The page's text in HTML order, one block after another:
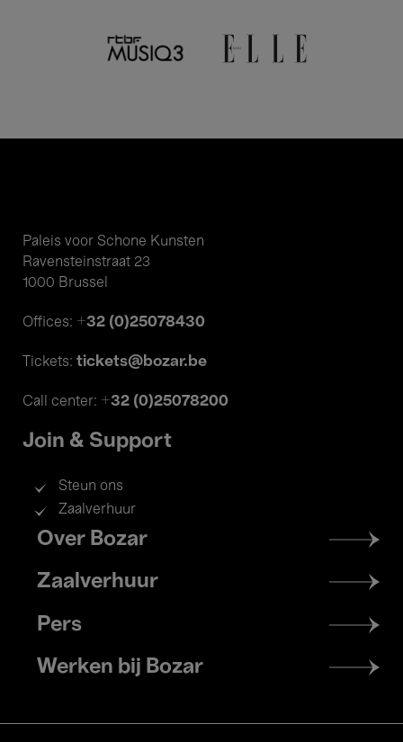
Paleis voor Schone Kunsten
Ravensteinstraat 23
1000 Brussel
Offices: +32 (0)25078430
Tickets: tickets@bozar.be
Call center: +32 (0)25078200
Join & Support
Steun ons
Zaalverhuur
Footer
menu
Over Bozar
Zaalverhuur
Pers
Werken bij Bozar